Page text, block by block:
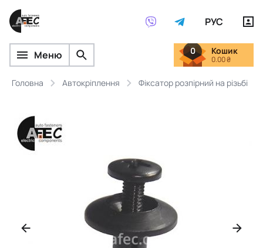
РУС
Меню 0 Кошик
0.00 ₴
Головна Автокріплення Фіксатор розпірний на різьбі